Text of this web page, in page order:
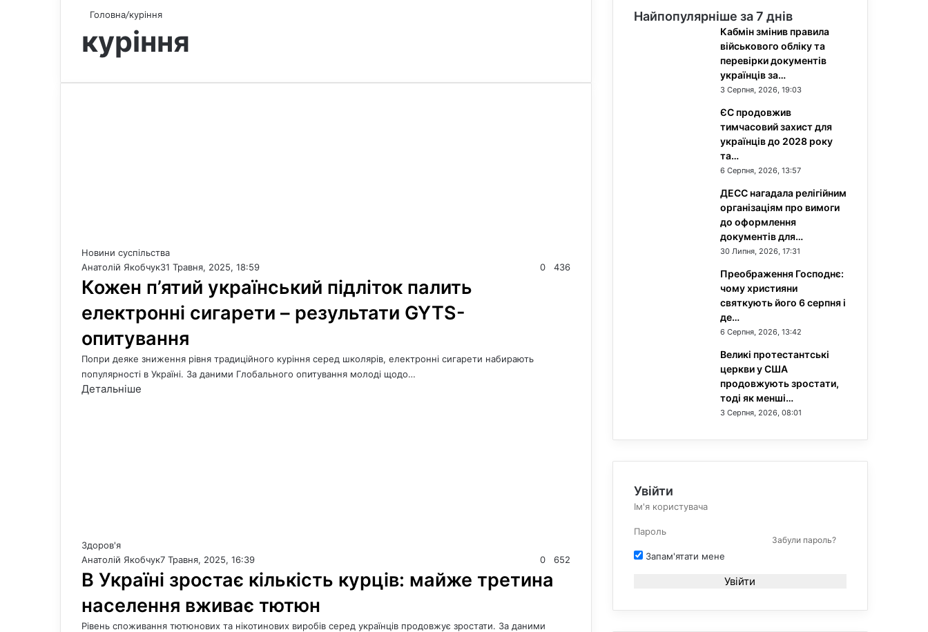
Головна/куріння
куріння
Новини суспільства
Анатолій Якобчук31 Травня, 2025, 18:59 0 436
Кожен п’ятий український підліток палить
електронні сигарети – результати GYTS-
опитування
Попри деяке зниження рівня традиційного куріння серед школярів, електронні сигарети набирають
популярності в Україні. За даними Глобального опитування молоді щодо…
Детальніше
Здоров'я
Анатолій Якобчук7 Травня, 2025, 16:39 0 652
В Україні зростає кількість курців: майже третина
населення вживає тютюн
Рівень споживання тютюнових та нікотинових виробів серед українців продовжує зростати. За даними
Найпопулярніше за 7 днів
Кабмін змінив правила
військового обліку та
перевірки документів
українців за…
3 Серпня, 2026, 19:03
ЄС продовжив
тимчасовий захист для
українців до 2028 року
та…
6 Серпня, 2026, 13:57
ДЕСС нагадала релігійним
організаціям про вимоги
до оформлення
документів для…
30 Липня, 2026, 17:31
Преображення Господнє:
чому християни
святкують його 6 серпня і
де…
6 Серпня, 2026, 13:42
Великі протестантські
церкви у США
продовжують зростати,
тоді як менші…
3 Серпня, 2026, 08:01
Увійти
Забули пароль?
Запам'ятати мене
Увійти